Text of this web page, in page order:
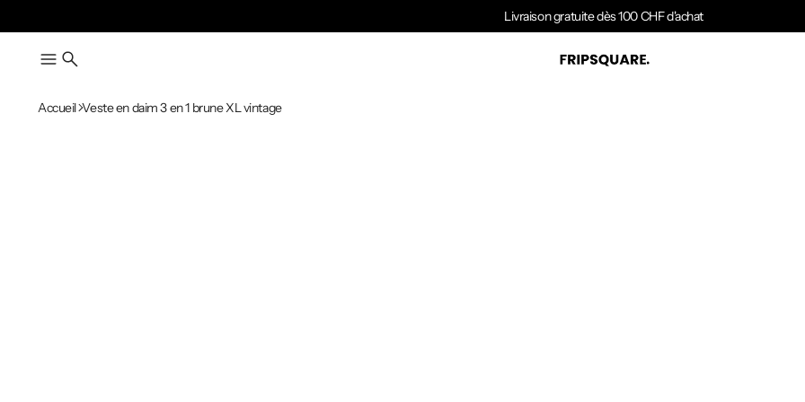
Livraison gratuite dès 100 CHF d'achat
Accueil Veste en daim 3 en 1 brune XL vintage